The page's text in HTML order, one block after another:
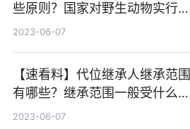
些原则？国家对野生动物实行的
保护原则有什么？
2023-06-07
【速看料】代位继承人继承范围
有哪些？继承范围一般受什么限
制？
2023-06-07